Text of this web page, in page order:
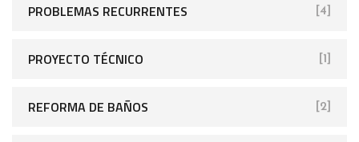
PROBLEMAS RECURRENTES [4]
PROYECTO TÉCNICO [1]
REFORMA DE BAÑOS [2]